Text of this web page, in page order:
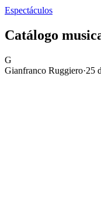
Espectáculos
Catálogo
G
Gianfranco Ruggiero·25